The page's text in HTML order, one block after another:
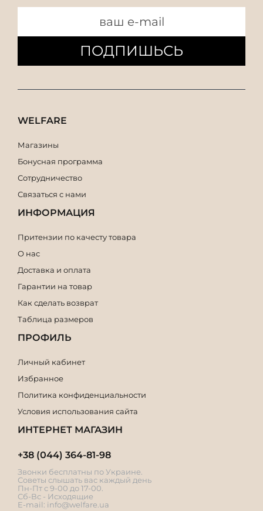
ПОДПИШЬСЬ
WELFARE
Магазины
Бонусная программа
Сотрудничество
Связаться с нами
ИНФОРМАЦИЯ
Притензии по качесту товара
О нас
Доставка и оплата
Гарантии на товар
Как сделать возврат
Таблица размеров
ПРОФИЛЬ
Личный кабинет
Избранное
Политика конфиденциальности
Условия использования сайта
ИНТЕРНЕТ МАГАЗИН
+38 (044) 364-81-98
Звонки бесплатны по Украине.
Советы слышать вас каждый день
Пн-Пт с 9-00 до 17-00.
Сб-Вс - Исходящие
E-mail: info@welfare.ua